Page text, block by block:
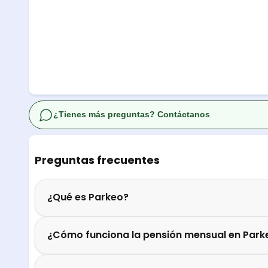
Preguntas frecuentes
¿Qué es Parkeo?
¿Cómo funciona la pensión mensual en
¿Tienes más preguntas? Contáctanos